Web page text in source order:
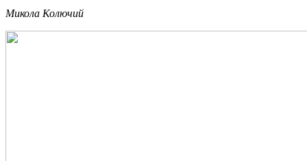
Микола Колючий